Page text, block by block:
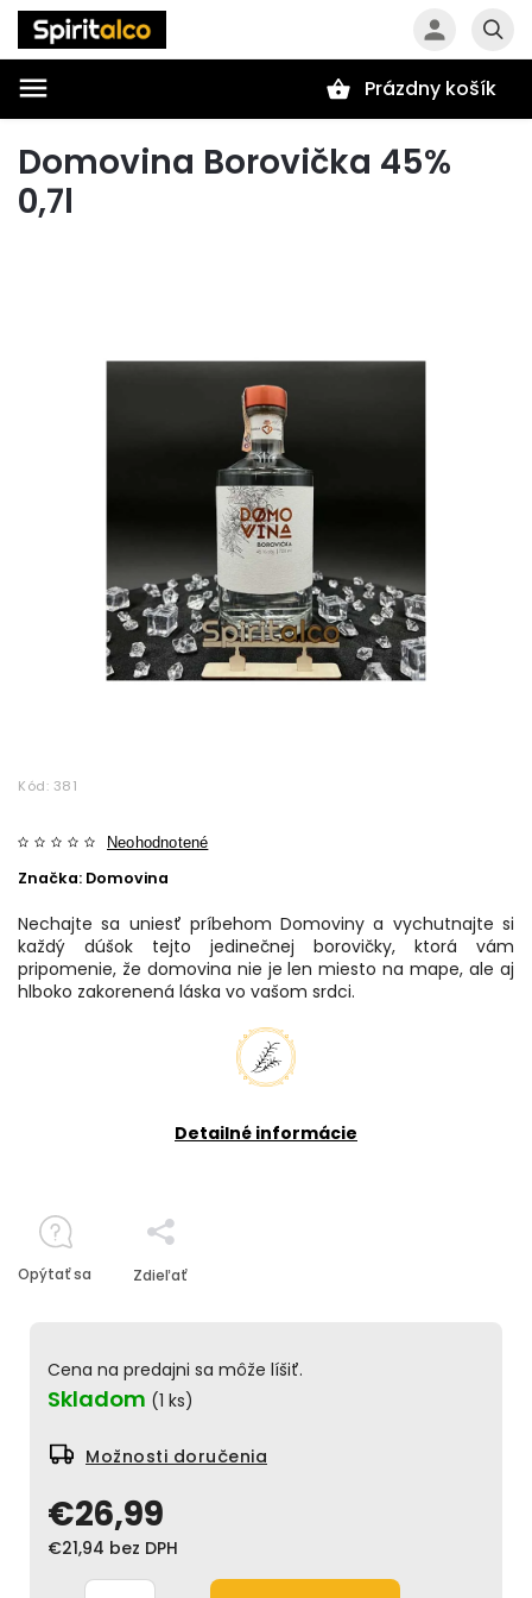
Prázdny košík
Domovina Borovička 45%
0,7l
Kód: 381
Neohodnotené
Značka: Domovina
€26,99
€21,94 bez DPH
Cena na predajni sa môže líšiť.
Skladom (1 ks)
Možnosti doručenia
Nechajte sa uniesť príbehom Domoviny a vychutnajte si
každý dúšok tejto jedinečnej borovičky, ktorá vám
pripomenie, že domovina nie je len miesto na mape, ale aj
hlboko zakorenená láska vo vašom srdci.
Detailné informácie
Opýtať sa Zdieľať